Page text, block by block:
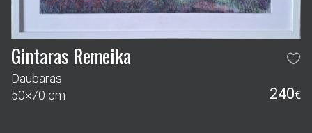
Gintaras Remeika
Daubaras
50×70 cm
240€